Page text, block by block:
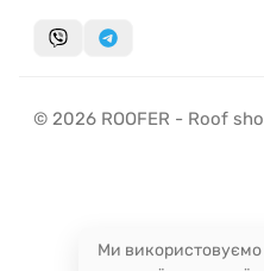
© 2026 ROOFER - Roof
Ми